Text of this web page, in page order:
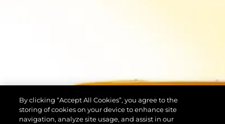
By clicking “Accept All Cookies”, you agree to the
storing of cookies on your device to enhance site
navigation, analyze site usage, and assist in our